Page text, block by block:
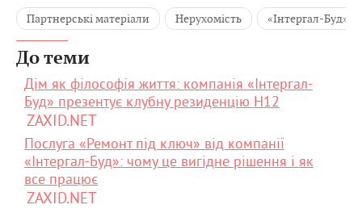
Партнерські матеріали Нерухомість «Інтергал-Буд»
До теми
Дім як філософія життя: компанія «Інтергал-
Буд» презентує клубну резиденцію H12
ZAXID.NET
Послуга «Ремонт під ключ» від компанії
«Інтергал-Буд»: чому це вигідне рішення і як
все працює
ZAXID.NET